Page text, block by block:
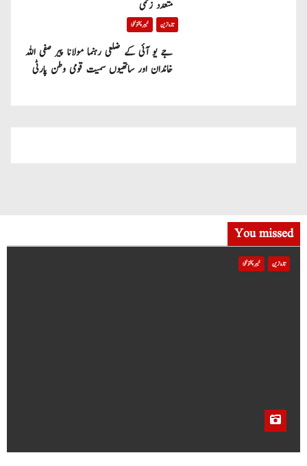
متعدد زخمی
تازہ ترین خیبر پختونخوا
جے یو آئی کے ضلعی رہنما مولانا پیر صفی اللہ
خاندان اور ساتھیوں سمیت قومی وطن پارٹی
You missed
تازہ ترین خیبر پختونخوا